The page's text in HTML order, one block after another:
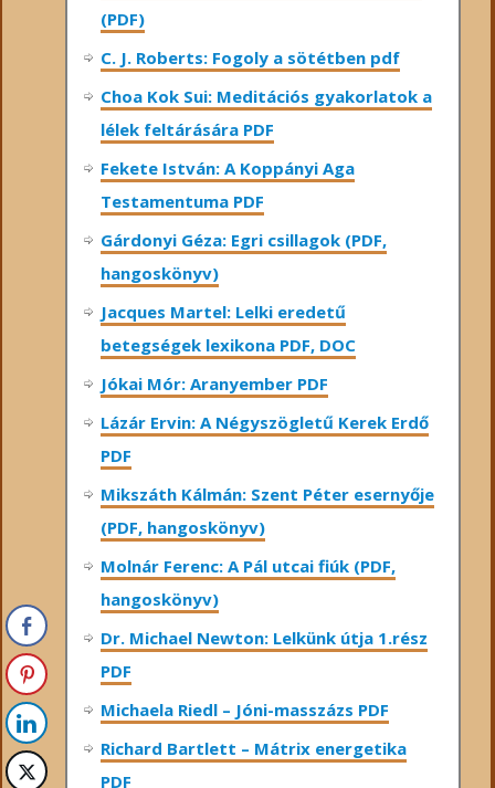
(PDF)
C. J. Roberts: Fogoly a sötétben pdf
Choa Kok Sui: Meditációs gyakorlatok a
lélek feltárására PDF
Fekete István: A Koppányi Aga
Testamentuma PDF
Gárdonyi Géza: Egri csillagok (PDF,
hangoskönyv)
Jacques Martel: Lelki eredetű
betegségek lexikona PDF, DOC
Jókai Mór: Aranyember PDF
Lázár Ervin: A Négyszögletű Kerek Erdő
PDF
Mikszáth Kálmán: Szent Péter esernyője
(PDF, hangoskönyv)
Molnár Ferenc: A Pál utcai fiúk (PDF,
hangoskönyv)
Dr. Michael Newton: Lelkünk útja 1.rész
PDF
Michaela Riedl – Jóni-masszázs PDF
Richard Bartlett – Mátrix energetika
PDF